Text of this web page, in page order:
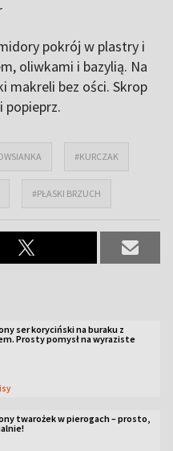
pokrój w plastry i
oliwkami i bazylią. Na
makreli bez ości. Skrop
popieprz.
#KURCZAK
#PŁASKI BRZUCH
ser koryciński na buraku z
Prosty pomysł na wyraziste
twarożek w pierogach – prosto,